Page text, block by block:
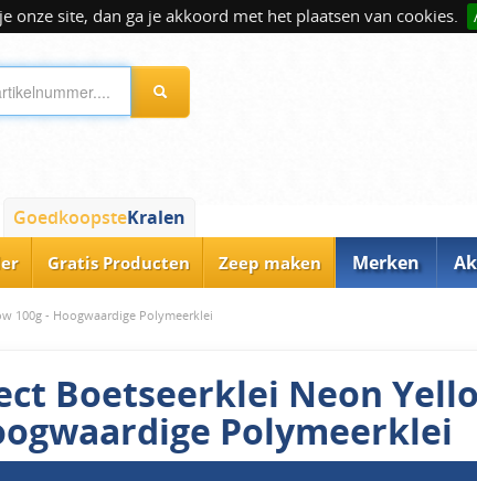
onze site, dan ga je akkoord met het plaatsen van cookies.
GoedkoopsteKralen
Gratis Producten Zeep maken Merken
100g - Hoogwaardige Polymeerklei
Boetseerklei Neon
Polymeerklei